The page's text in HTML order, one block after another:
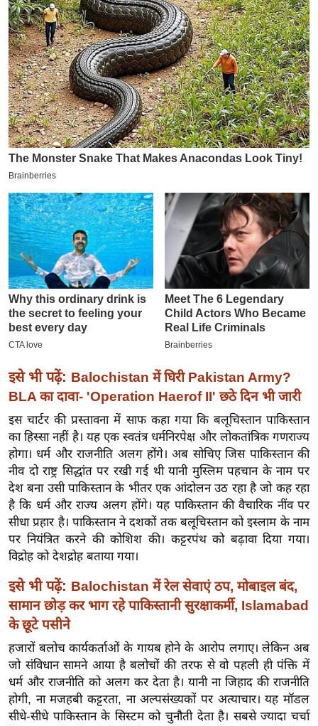
के
ट
I
P
L
2
0
2
6
क्रा
इ
म
ई
-
पे
प
र
ल
मि
सा
ल
श
ख्सि
य
त
यं
ग
इं
डि
सा
हि
त्य
ज
इसे भी पढ़ें: Balochistan में घिरी Pakistan Army?
BLA का दावा- 'Operation Haerof II' छठे दिन भी जारी
इस चार्टर की प्रस्तावना में साफ कहा गया कि बलूचिस्तान पाकिस्तान
का हिस्सा नहीं है। यह एक स्वतंत्र धर्मनिरपेक्ष और लोकतांत्रिक गणराज्य
होगा। धर्म और राजनीति अलग होंगे। अब सोचिए जिस पाकिस्तान की
नीव दो राष्ट्र सिद्धांत पर रखी गई थी यानी मुस्लिम पहचान के नाम पर
देश बना उसी पाकिस्तान के भीतर एक आंदोलन उठ रहा है जो कह रहा
है कि धर्म और राज्य अलग होंगे। यह पाकिस्तान की वैचारिक नींव पर
सीधा प्रहार है। पाकिस्तान ने दशकों तक बलूचिस्तान को इस्लाम के नाम
पर नियंत्रित करने की कोशिश की। कट्टरपंथ को बढ़ावा दिया गया।
विद्रोह को देशद्रोह बताया गया।
इसे भी पढ़ें: Balochistan में रेल सेवाएं ठप, मोबाइल बंद,
सामान छोड़ कर भाग रहे पाकिस्तानी सुरक्षाकर्मी, Islamabad
के छूटे पसीने
हजारों बलोच कार्यकर्ताओं के गायब होने के आरोप लगाए। लेकिन अब
जो संविधान सामने आया है बलोचों की तरफ से वो पहली ही पंक्ति में
धर्म और राजनीति को अलग कर देता है। यानी ना जिहाद की राजनीति
होगी, ना मजहबी कट्टरता, ना अल्पसंख्यकों पर अत्याचार। यह मॉडल
सीधे-सीधे पाकिस्तान के सिस्टम को चुनौती देता है। सबसे ज्यादा चर्चा